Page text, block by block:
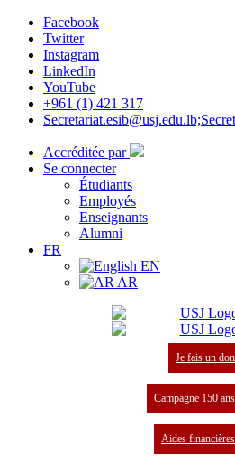
Facebook
Twitter
Instagram
LinkedIn
YouTube
+961 (1) 421 317
Accréditée par
Se connecter
Étudiants
Employés
Enseignants
Alumni
FR
EN
AR
Je fais un don
Campagne 150 ans
Aides financières